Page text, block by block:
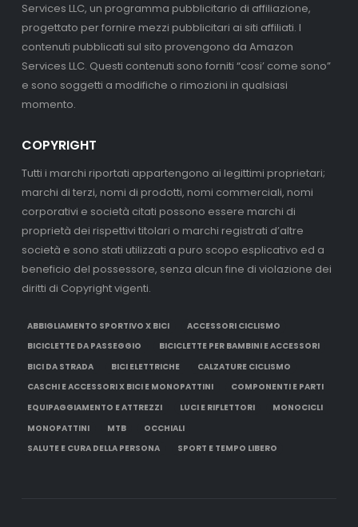
Services LLC, un programma pubblicitario di affiliazione,
progettato per fornire mezzi pubblicitari ai siti affiliati. I
contenuti pubblicati sul sito provengono da Amazon
Services LLC. Questi contenuti sono forniti “cosi’ come sono”
e sono soggetti a modifiche o rimozioni in qualsiasi
momento.
COPYRIGHT
Tutti i marchi riportati appartengono ai legittimi proprietari;
marchi di terzi, nomi di prodotti, nomi commerciali, nomi
corporativi e società citati possono essere marchi di
proprietà dei rispettivi titolari o marchi registrati d’altre
società e sono stati utilizzati a puro scopo esplicativo ed a
beneficio del possessore, senza alcun fine di violazione dei
diritti di Copyright vigenti.
ABBIGLIAMENTO SPORTIVO X BICI
ACCESSORI CICLISMO
BICICLETTE DA PASSEGGIO
BICICLETTE PER BAMBINI E ACCESSORI
BICI DA STRADA
BICI ELETTRICHE
CALZATURE CICLISMO
CASCHI E ACCESSORI X BICI E MONOPATTINI
COMPONENTI E PARTI
EQUIPAGGIAMENTO E ATTREZZI
LUCI E RIFLETTORI
MONOCICLI
MONOPATTINI
MTB
OCCHIALI
SALUTE E CURA DELLA PERSONA
SPORT E TEMPO LIBERO